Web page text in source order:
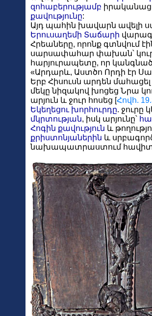
զոհաբերությամբ
քավությունը:
Այդ պահին խավարն ավելի
Երուսաղեմի Տաճարի
Հրեաները, որոնք գտնվում
սարսափահար փախան՝
հարյուրապետը, որ
«Արդարև, Աստծո Որդի էր
Երբ Հիսուսն արդեն
մեկը նիզակով խոցեց Նրա
արյուն և ջուր հոսեց [Հովհ.
Եկեղեցու խորհուրդը. ջուրը
մկրտության, իսկ արյունը՝
Հոգին քավություն և
քրիստոնյաներին և
նախապատրաստում